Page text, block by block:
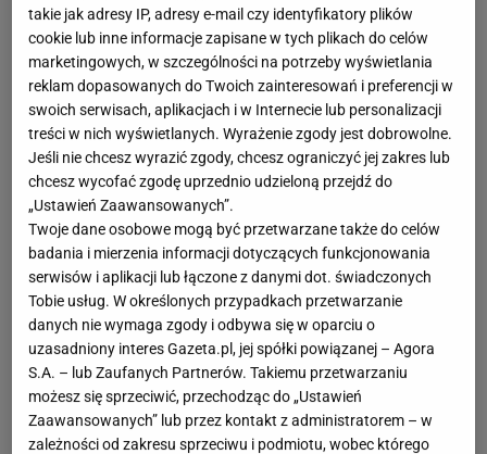
takie jak adresy IP, adresy e-mail czy identyfikatory plików
cookie lub inne informacje zapisane w tych plikach do celów
marketingowych, w szczególności na potrzeby wyświetlania
reklam dopasowanych do Twoich zainteresowań i preferencji w
swoich serwisach, aplikacjach i w Internecie lub personalizacji
treści w nich wyświetlanych. Wyrażenie zgody jest dobrowolne.
Jeśli nie chcesz wyrazić zgody, chcesz ograniczyć jej zakres lub
chcesz wycofać zgodę uprzednio udzieloną przejdź do
„Ustawień Zaawansowanych”.
Twoje dane osobowe mogą być przetwarzane także do celów
badania i mierzenia informacji dotyczących funkcjonowania
serwisów i aplikacji lub łączone z danymi dot. świadczonych
Tobie usług. W określonych przypadkach przetwarzanie
danych nie wymaga zgody i odbywa się w oparciu o
uzasadniony interes Gazeta.pl, jej spółki powiązanej – Agora
S.A. – lub Zaufanych Partnerów. Takiemu przetwarzaniu
możesz się sprzeciwić, przechodząc do „Ustawień
Zaawansowanych” lub przez kontakt z administratorem – w
zależności od zakresu sprzeciwu i podmiotu, wobec którego